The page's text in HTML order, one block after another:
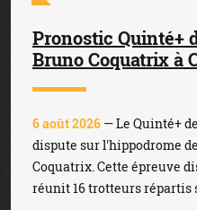
Pronostic Quinté+
Bruno Coquatrix à
6 août 2026 — Le Quinté+
dispute sur l'hippodrome
Coquatrix. Cette épreuve
réunit 16 trotteurs répartis